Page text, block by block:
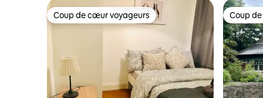
Coup de cœur voyageurs
Coup de cœur voyageurs Coup
Coup